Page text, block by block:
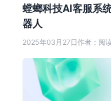
螳螂科技AI客服系
器人
2025年03月27日作者： 阅